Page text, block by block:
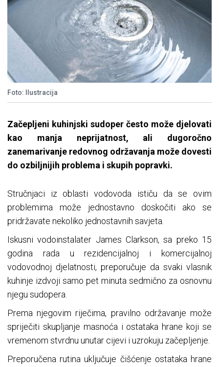
Foto: Ilustracija
Začepljeni kuhinjski sudoper često može djelovati
kao manja neprijatnost, ali dugoročno
zanemarivanje redovnog održavanja može dovesti
do ozbiljnijih problema i skupih popravki.
Stručnjaci iz oblasti vodovoda ističu da se ovim
problemima može jednostavno doskočiti ako se
pridržavate nekoliko jednostavnih savjeta.
Iskusni vodoinstalater James Clarkson, sa preko 15
godina rada u rezidencijalnoj i komercijalnoj
vodovodnoj djelatnosti, preporučuje da svaki vlasnik
kuhinje izdvoji samo pet minuta sedmično za osnovnu
njegu sudopera.
Prema njegovim riječima, pravilno održavanje može
spriječiti skupljanje masnoća i ostataka hrane koji se
vremenom stvrdnu unutar cijevi i uzrokuju začepljenje.
Preporučena rutina uključuje čišćenje ostataka hrane